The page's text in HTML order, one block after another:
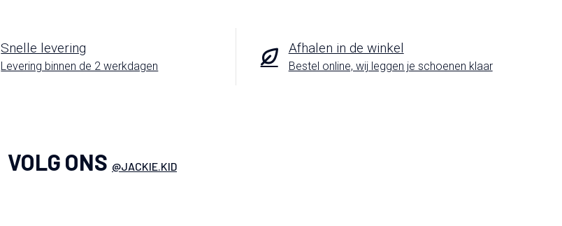
Snelle levering
Levering binnen de 2 werkdagen
Afhalen in de winkel
Bestel online, wij leggen je schoenen klaar
VOLG ONS @JACKIE.KID